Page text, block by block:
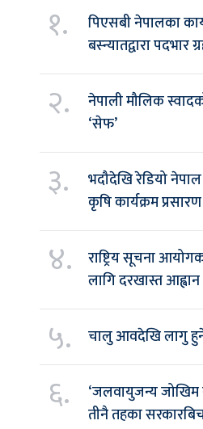
१.
पिएसबी नेपालका
बस्न्यातद्वारा पदभार
२.
नेपाली मौलिक
‘सेफ’
३.
भदौदेखि रेडियो
कृषि कार्यक्रम
४.
राष्ट्रिय सूचना
लागि दरखास्त आह्वान
५. चालु आवदेखि लागु
६.
‘जलवायुजन्य
तीनै तहका